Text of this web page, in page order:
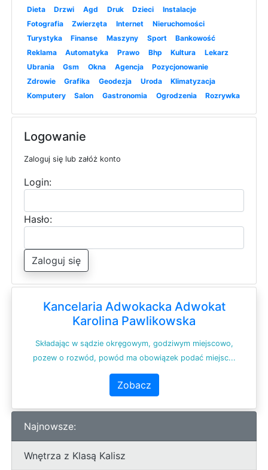
Dieta Drzwi Agd Druk Dzieci
Instalacje
Fotografia
Zwierzęta Internet
Nieruchomości
Turystyka
Finanse Maszyny Sport
Bankowość
Reklama
Automatyka Prawo Bhp Kultura
Lekarz
Ubrania
Gsm Okna Agencja
Pozycjonowanie
Zdrowie
Grafika Geodezja Uroda
Klimatyzacja
Komputery
Salon Gastronomia Ogrodzenia Rozrywka
Logowanie
Zaloguj się lub załóż konto
Login:
Hasło:
Zaloguj się
Kancelaria Adwokacka Adwokat
Karolina Pawlikowska
Składając w sądzie okręgowym, godziwym miejscowo,
pozew o rozwód, powód ma obowiązek podać miejsc...
Zobacz
Najnowsze:
Wnętrza z Klasą Kalisz